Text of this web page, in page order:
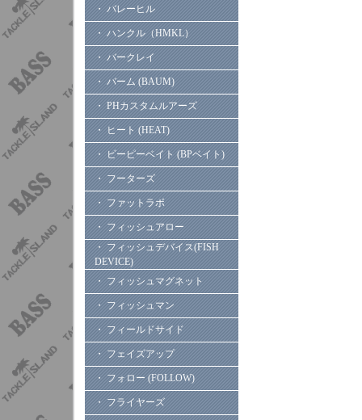
・ バレーヒル
・ ハンクル（HMKL）
・ バークレイ
・ バーム (BAUM)
・ PHカスタムルアーズ
・ ヒート (HEAT)
・ ビーピーベイト (BPベイト)
・ フーターズ
・ ファットラボ
・ フィッシュアロー
・ フィッシュデバイス(FISH
DEVICE)
・ フィッシュマグネット
・ フィッシュマン
・ フィールドサイド
・ フェイズアップ
・ フォロー (FOLLOW)
・ フライヤーズ